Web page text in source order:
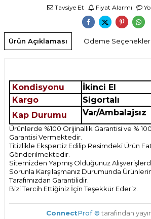
Tavsiye Et Fiyat Alarmı
Ürün Açıklaması Ödeme
Kondisyonu
İkinci El
Kargo
Sigortalı
Kap Durumu
Var/Ambalajsız
Ürünlerde %100 Orijinallık Garantisi ve %
Garantisi Vermektedir.
Titizlikle Ekspertiz Edilip Resimdeki Ürün
Gönderilmektedir.
Sitemizden Yapmış Olduğunuz
Sorunla Karşılaşmanız Durumunda
Tarafımızdan Garantilidir.
Bizi Tercih Ettiğiniz İçin Teşekkür Ederiz.
ConnectProf © tarafından